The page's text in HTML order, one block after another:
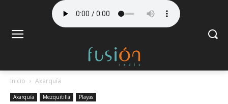
Inicio Axarquía
Axarquía Mezquitilla Playas